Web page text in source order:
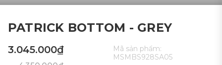
PATRICK BOTTOM - GREY
3.045.000₫
Mã sản phẩm:
MSMBS928SA05